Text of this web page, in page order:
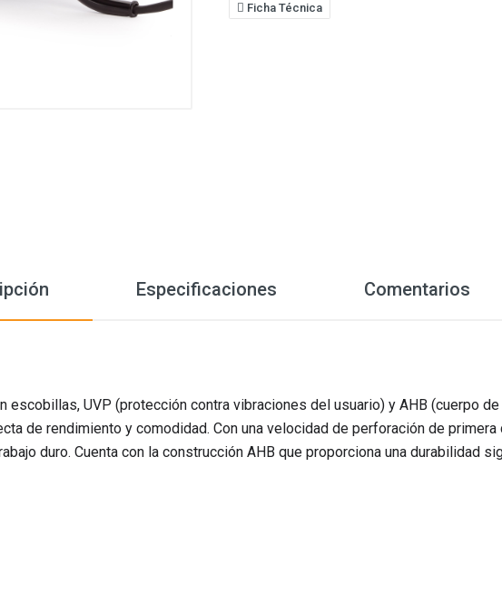
Ficha Técnica
Especificaciones Comentarios
escobillas, UVP (protección contra vibraciones del usuario) y AHB (cuerpo
de rendimiento y comodidad. Con una velocidad de perforación de primera
duro. Cuenta con la construcción AHB que proporciona una durabilidad